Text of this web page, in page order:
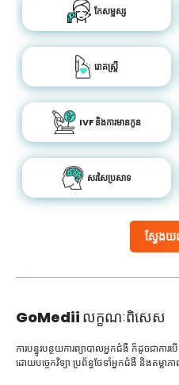
ស្វែងយ
កែសម្ផស្ស
រោគស្ត្រី
IVF និងការមានកូន
សរសៃប្រសាទ
GoMedii លក្ខណៈពិសេស
ការបន្ធូរបន្ថយការព្យាបាលអ្នកជំងឺ ក៏ដូចជា
ដោយបច្ចេកវិទ្យា ប្រព័ន្ធថែទាំអ្នកជំងឺ និងតម្ល